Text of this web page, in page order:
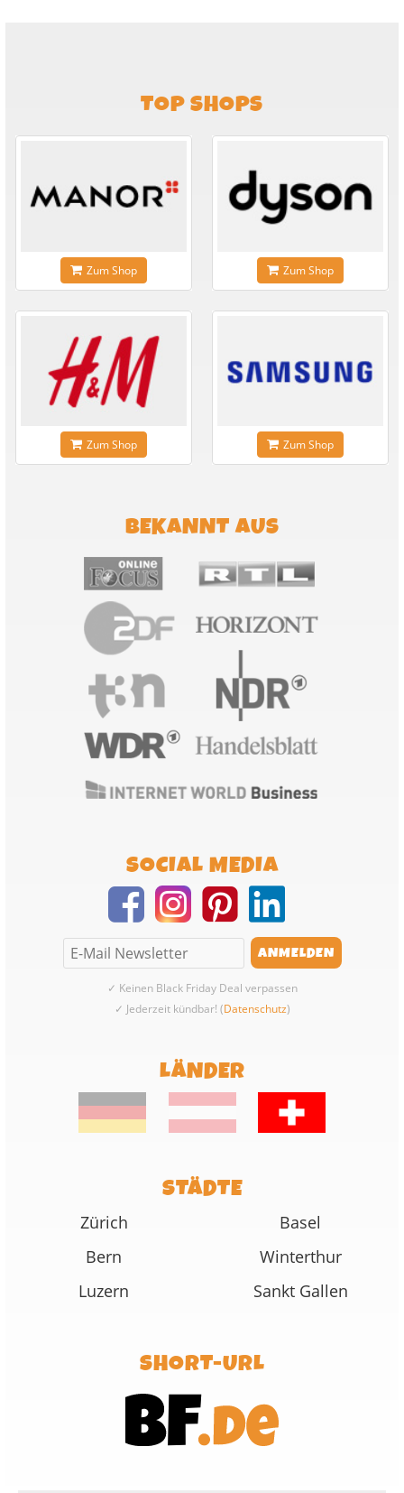
TOP SHOPS
Zum Shop Zum Shop
Zum Shop Zum Shop
BEKANNT AUS
SOCIAL MEDIA
✓ Keinen Black Friday Deal verpassen
✓ Jederzeit kündbar! (Datenschutz)
LÄNDER
STÄDTE
Zürich
Basel
Bern
Winterthur
Luzern
Sankt Gallen
SHORT-URL